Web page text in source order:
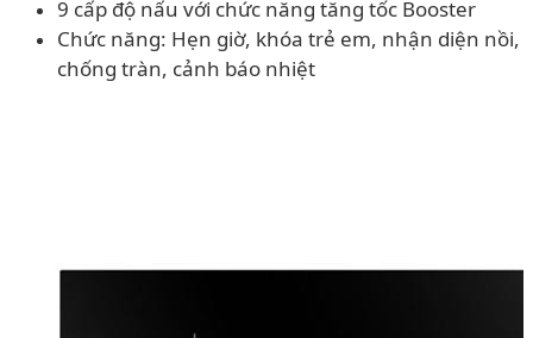
9 cấp độ nấu với chức năng tăng tốc Booster
Chức năng: Hẹn giờ, khóa trẻ em, nhận diện nồi,
chống tràn, cảnh báo nhiệt